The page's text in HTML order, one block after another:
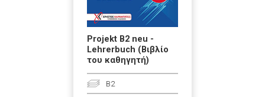
Projekt B2 neu -
Lehrerbuch (Βιβλίο
του καθηγητή)
B2